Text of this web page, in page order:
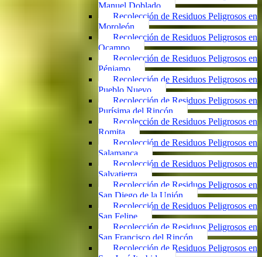
Manuel Doblado
Recolección de Residuos Peligrosos en
Moroleón
Recolección de Residuos Peligrosos en
Ocampo
Recolección de Residuos Peligrosos en
Pénjamo
Recolección de Residuos Peligrosos en
Pueblo Nuevo
Recolección de Residuos Peligrosos en
Purísima del Rincón
Recolección de Residuos Peligrosos en
Romita
Recolección de Residuos Peligrosos en
Salamanca
Recolección de Residuos Peligrosos en
Salvatierra
Recolección de Residuos Peligrosos en
San Diego de la Unión
Recolección de Residuos Peligrosos en
San Felipe
Recolección de Residuos Peligrosos en
San Francisco del Rincón
Recolección de Residuos Peligrosos en